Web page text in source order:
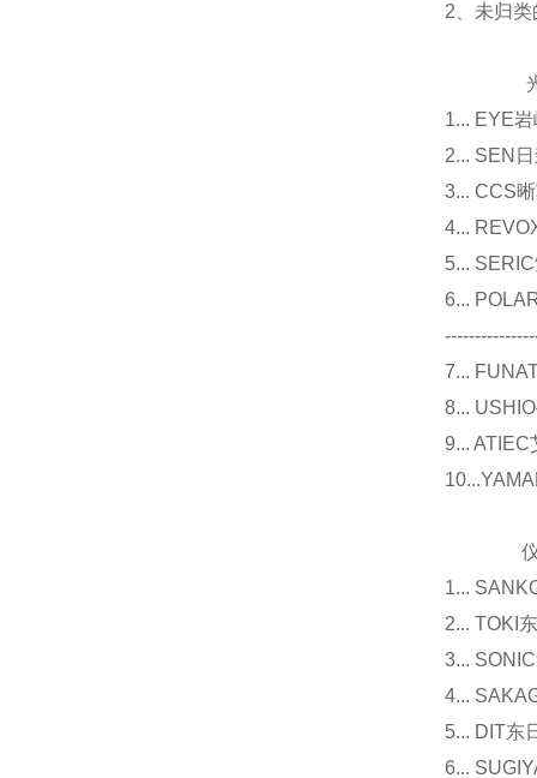
2、未归
光源
1... EYE
2... SEN
3... CCS
4...
5...
6...
7...
8...
9...
仪器
1...
2... TOKI
3...
4...
5... DIT东
6...